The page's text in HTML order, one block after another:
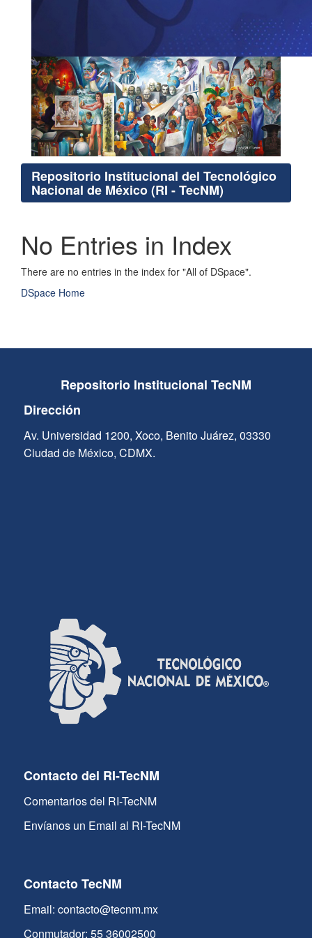
Repositorio Institucional del Tecnológico
Nacional de México (RI - TecNM)
No Entries in Index
There are no entries in the index for "All of DSpace".
DSpace Home
Repositorio Institucional TecNM
Dirección
Av. Universidad 1200, Xoco, Benito Juárez, 03330
Ciudad de México, CDMX.
Contacto del RI-TecNM
Comentarios del RI-TecNM
Envíanos un Email al RI-TecNM
Contacto TecNM
Email: contacto@tecnm.mx
Conmutador: 55 36002500